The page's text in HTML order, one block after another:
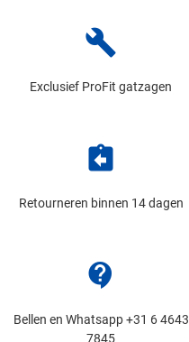
build
Exclusief ProFit gatzagen
assignment_return
Retourneren binnen 14 dagen
contact_support
Bellen en Whatsapp +31 6 4643
7845